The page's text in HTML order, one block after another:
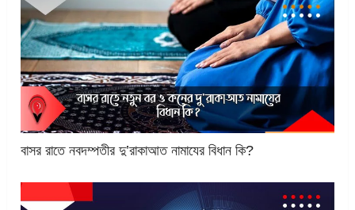
বাসর রাতে নবদম্পতীর দু’রাকাআত নামাযের বিধান কি?